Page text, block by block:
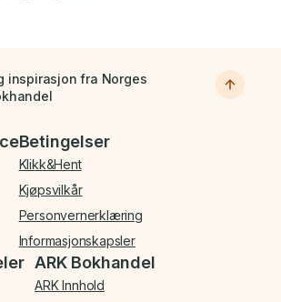
inspirasjon fra Norges
Betingelser
Klikk&Hent
Kjøpsvilkår
Personvernerklæring
Informasjonskapsler
ARK Bokhandel
ARK Innhold